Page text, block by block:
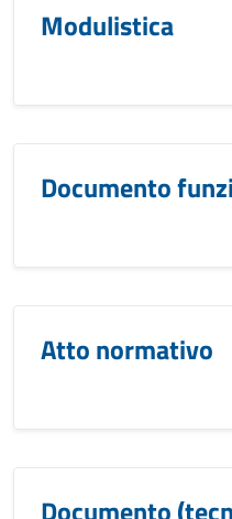
Modulistica
Documento
Atto normativo